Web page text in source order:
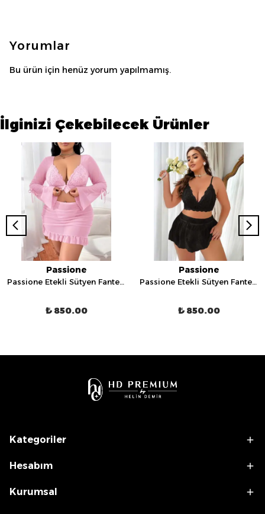
Yorumlar
Bu ürün için henüz yorum yapılmamış.
İlginizi Çekebilecek Ürünler
Passione
Passione Etekli Sütyen Fantezi İç Giyim Takımı - 75008
₺ 850.00
Passione
Passione Etekli Sütyen Fantezi İç Giyim Takımı - 75005
₺ 850.00
Kategoriler
Hesabım
Kurumsal